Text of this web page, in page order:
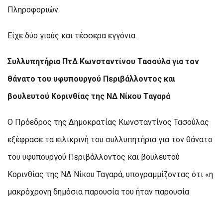
Πληροφοριών.
Είχε δύο γιούς και τέσσερα εγγόνια.
Συλλυπητήρια ΠτΔ Κωνσταντίνου Τασούλα για τον
θάνατο του υφυπουργού Περιβάλλοντος και
βουλευτού Κορινθίας της ΝΔ Νίκου Ταγαρά
Ο Πρόεδρος της Δημοκρατίας Κωνσταντίνος Τασούλας
εξέφρασε τα ειλικρινή του συλλυπητήρια για τον θάνατο
του υφυπουργού Περιβάλλοντος και βουλευτού
Κορινθίας της ΝΔ Νίκου Ταγαρά, υπογραμμίζοντας ότι «η
μακρόχρονη δημόσια παρουσία του ήταν παρουσία